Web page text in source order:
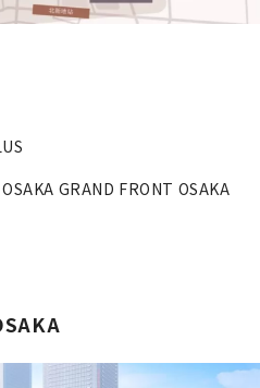
GRAND FRONT OSAKA